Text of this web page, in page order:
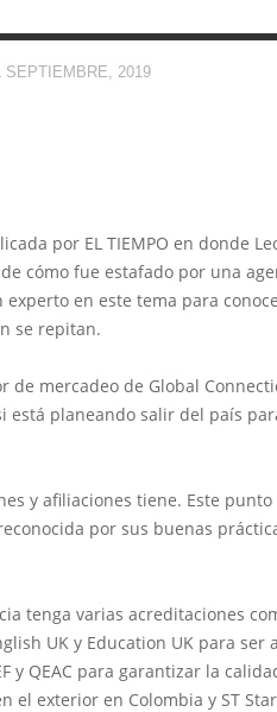
SEPTIEMBRE, 2019
por EL TIEMPO en donde
cómo fue estafado por una
en este tema para
se repitan.
de mercadeo de Global
está planeando salir del país
y afiliaciones tiene. Este
por sus buenas
tenga varias acreditaciones
UK y Education UK para
y QEAC para garantizar la
el exterior en Colombia y ST